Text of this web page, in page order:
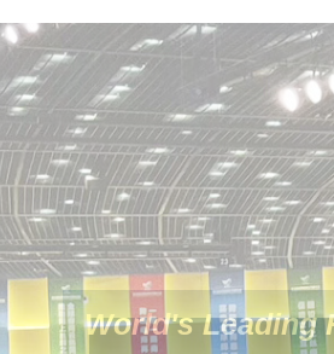
World's Leading